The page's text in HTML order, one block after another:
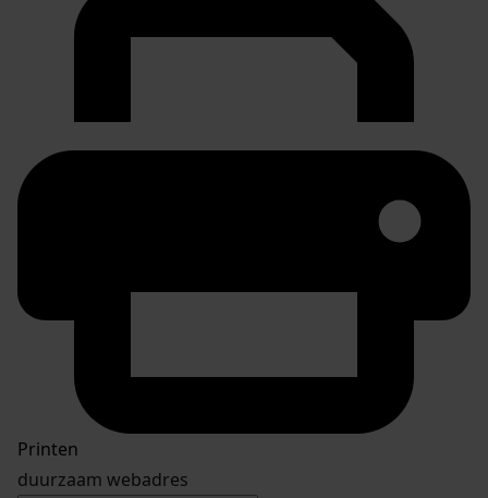
Printen
duurzaam webadres